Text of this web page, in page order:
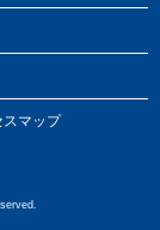
スマップ